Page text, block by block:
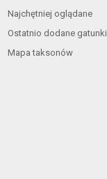
Najchętniej oglądane
Ostatnio dodane gatunki
Mapa taksonów